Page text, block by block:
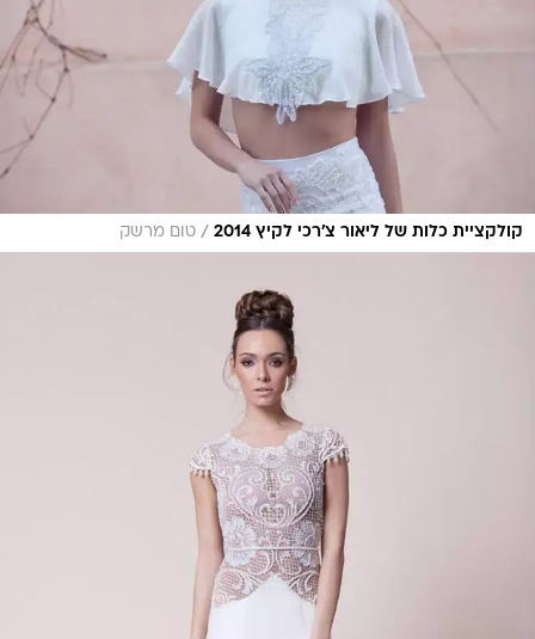
קולקציית כלות של ליאור צ'רכי לקיץ 2014 / טום מרשק